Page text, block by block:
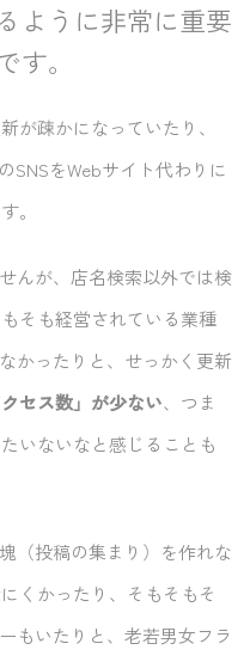
ように非常に重要
。
が疎かになっていたり、
SNSをWebサイト代わりに
。
んが、店名検索以外では検
そも経営されている業種
かったりと、せっかく更新
セス数」が少ない、つま
いないなと感じることも
（投稿の集まり）を作れな
くかったり、そもそもそ
もいたりと、老若男女フラ